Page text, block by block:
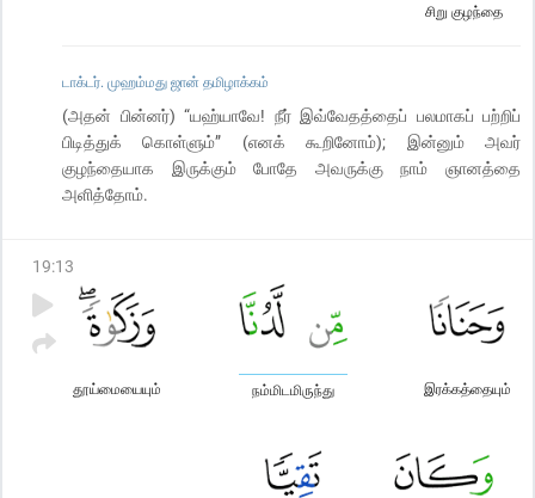
சிறு குழந்தை
டாக்டர். முஹம்மது ஜான் தமிழாக்கம்
(அதன் பின்னர்) “யஹ்யாவே! நீர் இவ்வேதத்தைப் பலமாகப் பற்றிப்
பிடித்துக் கொள்ளும்” (எனக் கூறினோம்); இன்னும் அவர்
குழந்தையாக இருக்கும் போதே அவருக்கு நாம் ஞானத்தை
அளித்தோம்.
19:13
இரக்கத்தையும்
நம்மிடமிருந்து
தூய்மையையும்